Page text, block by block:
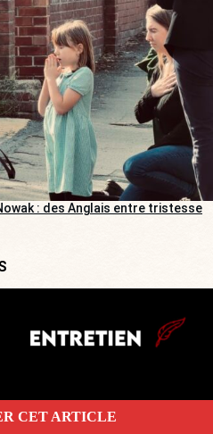
: des Anglais entre tristesse
CET ARTICLE